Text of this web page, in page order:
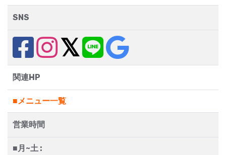
SNS
関連HP
■メニュー一覧
営業時間
■月~土 :